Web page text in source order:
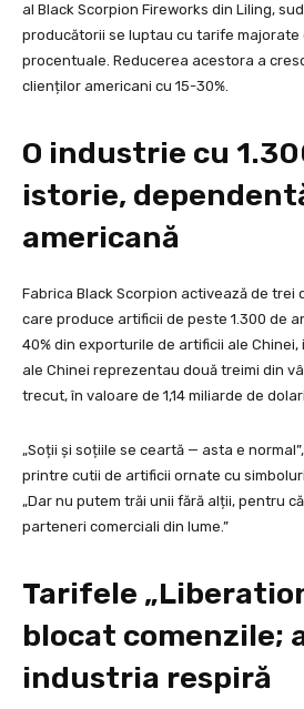
al Black Scorpion Fireworks din Liling,
producătorii se luptau cu tarife majorate
procentuale. Reducerea acestora a
clienților americani cu 15-30%.
O industrie cu
istorie,
americană
Fabrica Black Scorpion activează de trei
care produce artificii de peste 1.300 de
40% din exporturile de artificii ale
ale Chinei reprezentau două treimi din
trecut, în valoare de 1,14 miliarde de
„Soții și soțiile se ceartă — asta e
printre cutii de artificii ornate cu
„Dar nu putem trăi unii fără alții, pentru
parteneri comerciali din lume.”
Tarifele
blocat comenzile;
industria respiră